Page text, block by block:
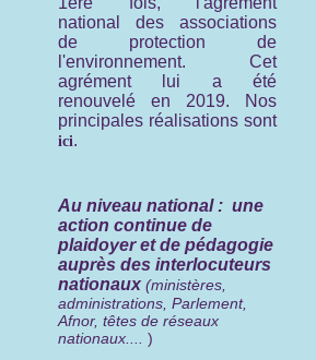
national des associations
de protection de
l'environnement. Cet
agrément lui a été
renouvelé en 2019. Nos
principales réalisations sont
ici.
Au niveau national : une
action continue de
plaidoyer et de pédagogie
auprès des interlocuteurs
nationaux (ministères,
administrations, Parlement,
Afnor, têtes de réseaux
nationaux....
)